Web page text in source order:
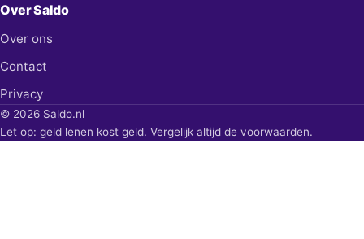
Over Saldo
Over ons
Contact
Privacy
© 2026 Saldo.nl
Let op: geld lenen kost geld. Vergelijk altijd de voorwaarden.